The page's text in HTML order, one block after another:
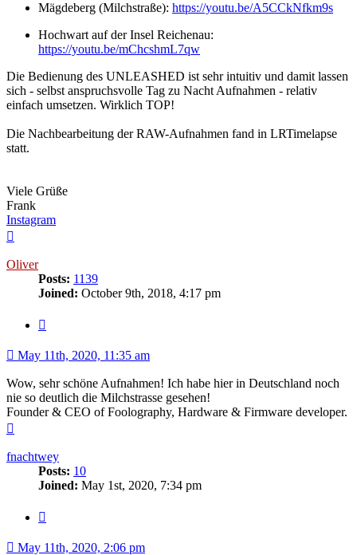
Mägdeberg (Milchstraße): https://youtu.be/A5CCkNfkm9s
Hochwart auf der Insel Reichenau:
https://youtu.be/mChcshmL7qw
Die Bedienung des UNLEASHED ist sehr intuitiv und damit lassen
sich - selbst anspruchsvolle Tag zu Nacht Aufnahmen - relativ
einfach umsetzen. Wirklich TOP!
Die Nachbearbeitung der RAW-Aufnahmen fand in LRTimelapse
statt.
Viele Grüße
Frank
Instagram
Oliver
Posts: 1139
Joined: October 9th, 2018, 4:17 pm
May 11th, 2020, 11:35 am
Wow, sehr schöne Aufnahmen! Ich habe hier in Deutschland noch
nie so deutlich die Milchstrasse gesehen!
Founder & CEO of Foolography, Hardware & Firmware developer.
fnachtwey
Posts: 10
Joined: May 1st, 2020, 7:34 pm
May 11th, 2020, 2:06 pm